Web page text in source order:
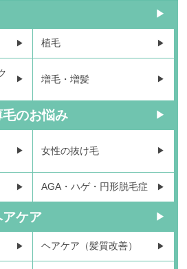
植毛
増毛・増髪
のお悩み
女性の抜け毛
AGA・ハゲ・円形脱毛症
ケア
ヘアケア（髪質改善）